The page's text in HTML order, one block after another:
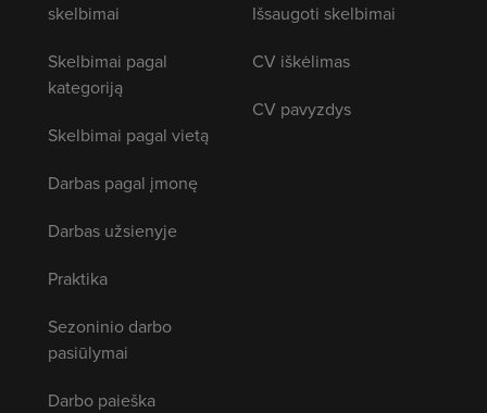
skelbimai
Skelbimai pagal
kategoriją
Skelbimai pagal vietą
Darbas pagal įmonę
Darbas užsienyje
Praktika
Sezoninio darbo
pasiūlymai
Darbo paieška
Išsaugoti skelbimai
CV iškėlimas
CV pavyzdys